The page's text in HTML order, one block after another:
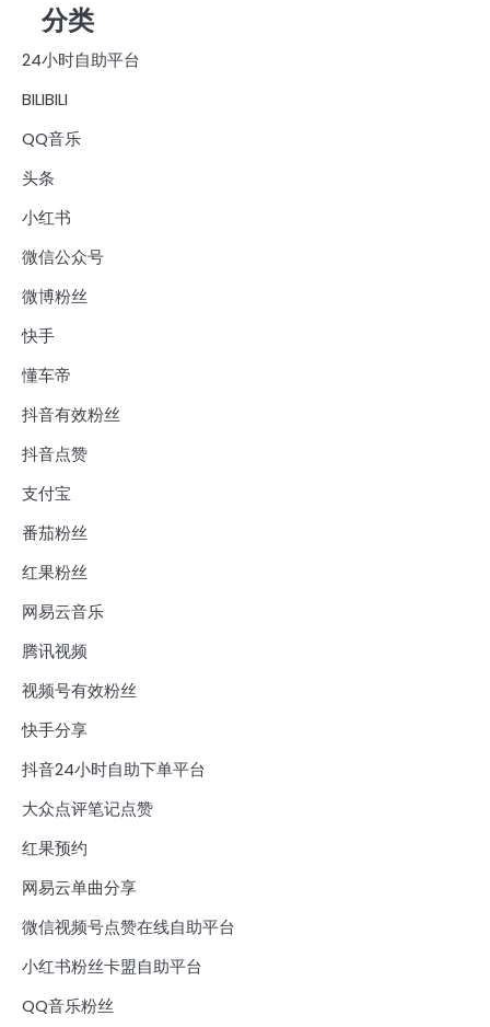
分类
24小时自助平台
BILIBILI
QQ音乐
头条
小红书
微信公众号
微博粉丝
快手
懂车帝
抖音有效粉丝
抖音点赞
支付宝
番茄粉丝
红果粉丝
网易云音乐
腾讯视频
视频号有效粉丝
快手分享
抖音24小时自助下单平台
大众点评笔记点赞
红果预约
网易云单曲分享
微信视频号点赞在线自助平台
小红书粉丝卡盟自助平台
QQ音乐粉丝